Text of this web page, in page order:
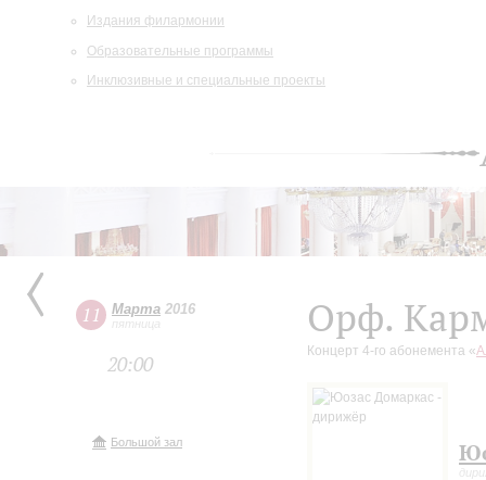
Издания филармонии
Образовательные программы
Инклюзивные и специальные проекты
11 Марта 2016
пятница
20:00
Большой зал
Орф.
Концерт 4-го абонемента «